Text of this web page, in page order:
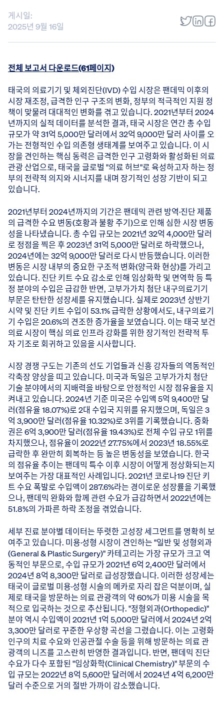
게시일:
2025년 9월 16일
전체 보고서 다운로드(61페이지)
태국의 의료기기 및 체외진단(IVD) 수입 시장은 팬데믹 이후의
시장 재조정, 급격한 인구 구조의 변화, 정부의 적극적인 지원 정
책이 맞물려 대대적인 변화를 겪고 있습니다. 2021년부터 2024
년까지의 실적 데이터를 분석한 결과, 태국 시장은 연간 총 수입
규모가 약 31억 5,000만 달러에서 32억 9,000만 달러 사이를 오
가는 전형적인 수입 의존형 생태계를 보여주고 있습니다. 이 시
장을 견인하는 핵심 동력은 급격한 인구 고령화와 활성화된 의료
관광 산업으로, 태국을 글로벌 "의료 허브"로 육성하고자 하는 정
부의 전략적 의지와 시너지를 내며 장기적인 성장 기반이 되고
있습니다.
2021년부터 2024년까지의 기간은 팬데믹 관련 방역·진단 제품
의 급격한 수요 변동(호황과 불황 주기)으로 인해 심한 시장 변동
성을 나타냈습니다. 총 수입 규모는 2021년 32억 4,000만 달러
로 정점을 찍은 후 2023년 31억 5,000만 달러로 하락했으나,
2024년에는 32억 9,000만 달러로 다시 반등했습니다. 이러한
변동은 시장 내부의 중요한 구조적 변화(양극화 현상)를 가리고
있습니다. 진단 키트 수요 감소로 인해 임상화학 및 면역학 등 특
정 분야의 수입은 급감한 반면, 고부가가치 첨단 내구의료기기
부문은 탄탄한 성장세를 유지했습니다. 실제로 2023년 상반기
시약 및 진단 키트 수입이 53.1% 급락한 상황에서도, 내구의료기
기 수입은 20.6%의 견조한 증가율을 보였습니다. 이는 태국 보건
의료 시장이 핵심 의료 인프라 강화를 위한 장기적인 전략적 투
자 기조로 회귀하고 있음을 시사합니다.
시장 경쟁 구도는 기존의 선도 기업들과 신흥 강자들의 역동적인
각축장 양상을 띠고 있습니다. 미국과 독일은 고부가가치 첨단
기술 분야에서의 지배력을 바탕으로 안정적인 시장 점유율을 지
켜내고 있습니다. 2024년 기준 미국은 수입액 5억 9,400만 달
러(점유율 18.07%)로 2대 수입국 지위를 유지했으며, 독일은 3
억 3,900만 달러(점유율 10.32%)로 3위를 기록했습니다. 중화
권은 6억 3,900만 달러(점유율 19.43%)로 전체 수입 규모 1위를
차지했으나, 점유율이 2022년 27.75%에서 2023년 18.55%로
급락한 후 완만히 회복하는 등 높은 변동성을 보였습니다. 한국
의 점유율 추이는 팬데믹 특수 이후 시장이 어떻게 정상화되는지
보여주는 가장 대표적인 사례입니다. 2021년 코로나19 진단 키
트 수요 폭발로 수입액이 287.6%라는 경이로운 성장률을 기록했
으나, 팬데믹 완화와 함께 관련 수요가 급감하면서 2022년에는
51.8%의 가파른 하락 조정을 겪었습니다.
세부 진료 분야별 데이터는 뚜렷한 고성장 세그먼트를 명확히 보
여주고 있습니다. 미용·성형 시장이 견인하는 "일반 및 성형외과
(General & Plastic Surgery)" 카테고리는 가장 규모가 크고 역
동적인 부문으로, 수입 규모가 2021년 6억 2,400만 달러에서
2024년 8억 8,300만 달러로 급성장했습니다. 이러한 성장세는
태국이 글로벌 미용·성형 시술의 메카로 자리 잡은 덕분이며, 실
제로 태국을 방문하는 의료 관광객의 약 60%가 미용 시술을 목
적으로 입국하는 것으로 추산됩니다. "정형외과(Orthopedic)"
분야 역시 수입액이 2021년 1억 5,000만 달러에서 2024년 2억
3,300만 달러로 꾸준한 우상향 곡선을 그렸습니다. 이는 고령화
인구의 치료 수요와 인공관절 수술 등을 위해 방문하는 의료 관
광객의 니즈를 고스란히 반영한 결과입니다. 반면, 팬데믹 진단
수요가 다수 포함된 "임상화학(Clinical Chemistry)" 부문의 수
입 규모는 2022년 8억 5,600만 달러에서 2024년 4억 6,200만
달러 수준으로 거의 절반 가까이 감소했습니다.